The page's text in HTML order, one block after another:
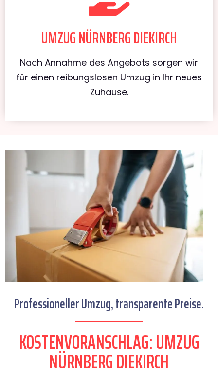
UMZUG NÜRNBERG DIEKIRCH
Nach Annahme des Angebots sorgen wir
für einen reibungslosen Umzug in Ihr neues
Zuhause.
Professioneller Umzug, transparente Preise.
KOSTENVORANSCHLAG: UMZUG
NÜRNBERG DIEKIRCH